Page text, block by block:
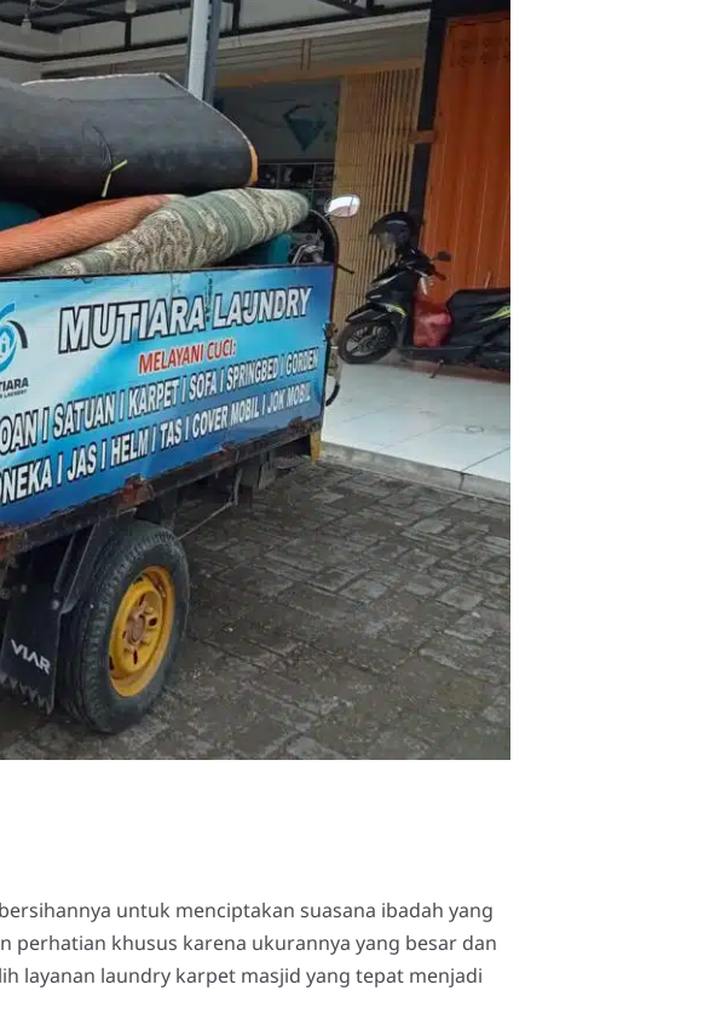
untuk menciptakan suasana ibadah yang
khusus karena ukurannya yang besar dan
layanan laundry karpet masjid yang tepat menjadi